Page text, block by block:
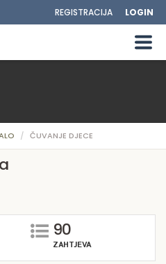
REGISTRACIJA LOGIN
ČUVANJE DJECE
90
ZAHTJEVA